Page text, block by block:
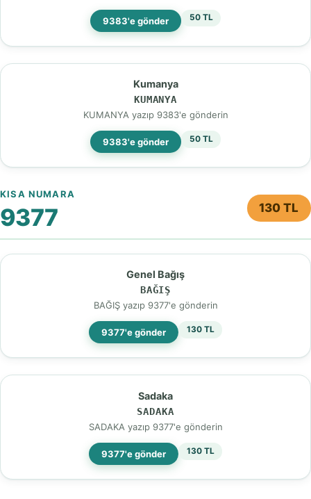
9383'e gönder 50 TL
Kumanya
KUMANYA
KUMANYA yazıp 9383'e gönderin
9383'e gönder 50 TL
KISA NUMARA
9377 130 TL
Genel Bağış
BAĞIŞ
BAĞIŞ yazıp 9377'e gönderin
9377'e gönder 130 TL
Sadaka
SADAKA
SADAKA yazıp 9377'e gönderin
9377'e gönder 130 TL